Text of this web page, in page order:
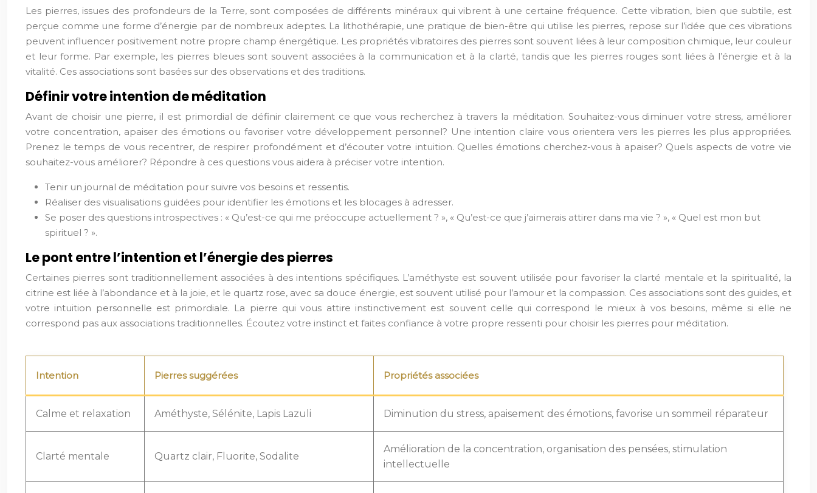
Les pierres, issues des profondeurs de la Terre, sont composées de différents minéraux qui vibrent à une certaine fréquence. Cette vibration, bien que subtile, est
perçue comme une forme d’énergie par de nombreux adeptes. La lithothérapie, une pratique de bien-être qui utilise les pierres, repose sur l’idée que ces vibrations
peuvent influencer positivement notre propre champ énergétique. Les propriétés vibratoires des pierres sont souvent liées à leur composition chimique, leur couleur
et leur forme. Par exemple, les pierres bleues sont souvent associées à la communication et à la clarté, tandis que les pierres rouges sont liées à l’énergie et à la
vitalité. Ces associations sont basées sur des observations et des traditions.
Définir votre intention de méditation
Avant de choisir une pierre, il est primordial de définir clairement ce que vous recherchez à travers la méditation. Souhaitez-vous diminuer votre stress, améliorer
votre concentration, apaiser des émotions ou favoriser votre développement personnel? Une intention claire vous orientera vers les pierres les plus appropriées.
Prenez le temps de vous recentrer, de respirer profondément et d’écouter votre intuition. Quelles émotions cherchez-vous à apaiser? Quels aspects de votre vie
souhaitez-vous améliorer? Répondre à ces questions vous aidera à préciser votre intention.
Tenir un journal de méditation pour suivre vos besoins et ressentis.
Réaliser des visualisations guidées pour identifier les émotions et les blocages à adresser.
Se poser des questions introspectives : « Qu’est-ce qui me préoccupe actuellement ? », « Qu’est-ce que j’aimerais attirer dans ma vie ? », « Quel est mon but
spirituel ? ».
Le pont entre l’intention et l’énergie des pierres
Certaines pierres sont traditionnellement associées à des intentions spécifiques. L’améthyste est souvent utilisée pour favoriser la clarté mentale et la spiritualité, la
citrine est liée à l’abondance et à la joie, et le quartz rose, avec sa douce énergie, est souvent utilisé pour l’amour et la compassion. Ces associations sont des guides, et
votre intuition personnelle est primordiale. La pierre qui vous attire instinctivement est souvent celle qui correspond le mieux à vos besoins, même si elle ne
correspond pas aux associations traditionnelles. Écoutez votre instinct et faites confiance à votre propre ressenti pour choisir les pierres pour méditation.
Intention Pierres suggérées Propriétés associées
Calme et relaxation Améthyste, Sélénite, Lapis Lazuli Diminution du stress, apaisement des émotions, favorise un sommeil réparateur
Clarté mentale Quartz clair, Fluorite, Sodalite
Amélioration de la concentration, organisation des pensées, stimulation
intellectuelle